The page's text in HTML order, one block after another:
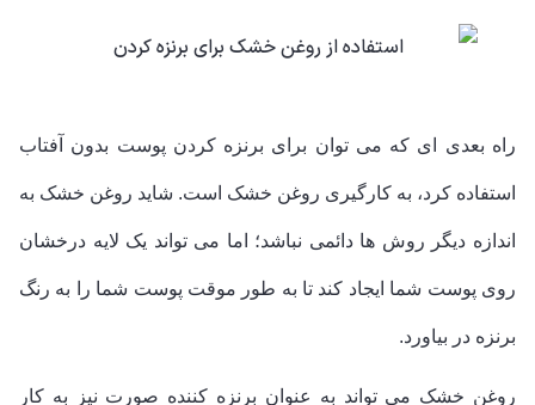
راه بعدی ای که می توان برای برنزه کردن پوست بدون آفتاب
استفاده کرد، به کارگیری روغن خشک است. شاید روغن خشک به
اندازه دیگر روش ها دائمی نباشد؛ اما می تواند یک لایه درخشان
روی پوست شما ایجاد کند تا به طور موقت پوست شما را به رنگ
برنزه در بیاورد.
روغن خشک می تواند به عنوان برنزه کننده صورت نیز به کار